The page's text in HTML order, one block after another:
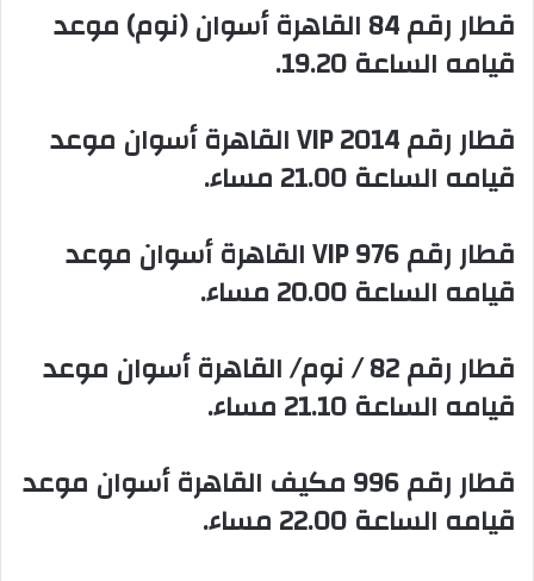
‏قطار رقم 84 القاهرة أسوان (نوم) موعد
قيامه الساعة 19.20.
‏قطار رقم 2014 VIP القاهرة أسوان موعد
قيامه الساعة 21.00 مساء.
‏قطار رقم 976 VIP القاهرة أسوان موعد
قيامه الساعة 20.00 مساء.
‏قطار رقم 82 / نوم/ القاهرة أسوان موعد
قيامه الساعة 21.10 مساء.
‏قطار رقم 996 مكيف القاهرة أسوان موعد
قيامه الساعة 22.00 مساء.